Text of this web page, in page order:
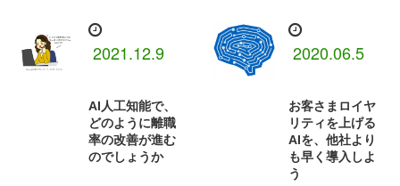
2021.12.9
AI人工知能で、
どのように離職
率の改善が進む
のでしょうか
2020.06.5
お客さまロイヤ
リティを上げる
AIを、他社より
も早く導入しよ
う